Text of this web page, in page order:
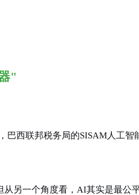
"
巴西联邦税务局的SISAM人工智
另一个角度看，AI其实是最公